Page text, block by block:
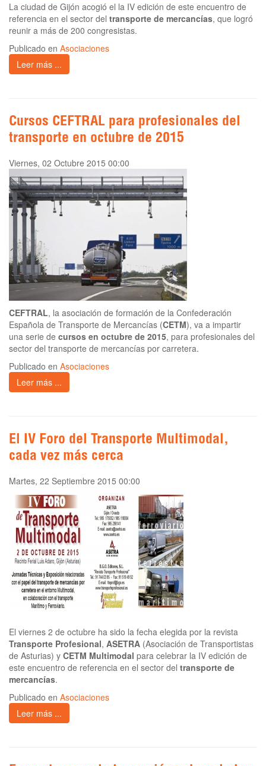
La ciudad de Gijón acogió el la IV edición de este encuentro de
referencia en el sector del transporte de mercancías, que logró
reunir a más de 200 congresistas.
Publicado en Asociaciones
Leer más ...
Cursos CEFTRAL para profesionales del
transporte en octubre de 2015
Viernes, 02 Octubre 2015 00:00
CEFTRAL, la asociación de formación de la Confederación
Española de Transporte de Mercancías (CETM), va a impartir
una serie de cursos en octubre de 2015, para profesionales del
sector del transporte de mercancías por carretera.
Publicado en Asociaciones
Leer más ...
El IV Foro del Transporte Multimodal,
cada vez más cerca
Martes, 22 Septiembre 2015 00:00
El viernes 2 de octubre ha sido la fecha elegida por la revista
Transporte Profesional, ASETRA (Asociación de Transportistas
de Asturias) y CETM Multimodal para celebrar la IV edición de
este encuentro de referencia en el sector del transporte de
mercancías.
Publicado en Asociaciones
Leer más ...